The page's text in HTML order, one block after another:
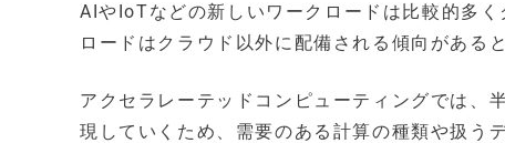
AIやIoTなどの新しいワークロードは比較的多
ロードはクラウド以外に配備される傾向がある
アクセラレーテッドコンピューティングでは、
現していくため、需要のある計算の種類や扱う